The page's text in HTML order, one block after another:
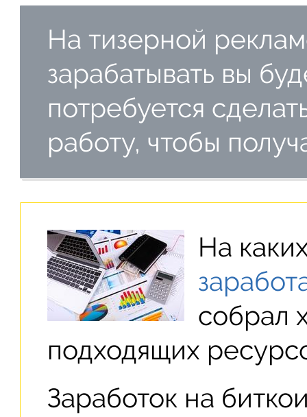
На тизерной
зарабатывать вы
потребуется
работу, чтобы
На
собрал
подходящих
Заработок на